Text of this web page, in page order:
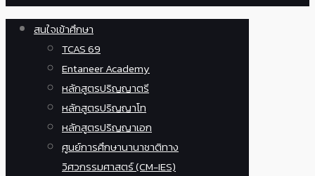
สนใจเข้าศึกษา
TCAS 69
Entaneer Academy
หลักสูตรปริญญาตรี
หลักสูตรปริญญาโท
หลักสูตรปริญญาเอก
ศูนย์การศึกษานานาชาติทาง
วิศวกรรมศาสตร์ (CM-IES)